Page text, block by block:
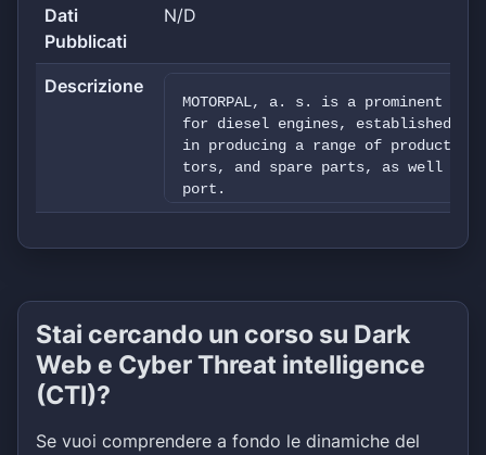
Dati
Pubblicati
N/D
Descrizione
MOTORPAL, a. s. is a prominent
for diesel engines, established in
in producing a range of products
tors, and spare parts, as well as
port.
ormation (addresses, phones,
so on.
Stai cercando un corso su Dark
Web e Cyber Threat intelligence
(CTI)?
Se vuoi comprendere a fondo le dinamiche del